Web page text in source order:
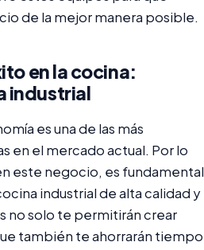
de la mejor manera posible.
en la cocina:
industrial
es una de las más
en el mercado actual. Por lo
este negocio, es fundamental
industrial de alta calidad y
no solo te permitirán crear
también te ahorrarán tiempo